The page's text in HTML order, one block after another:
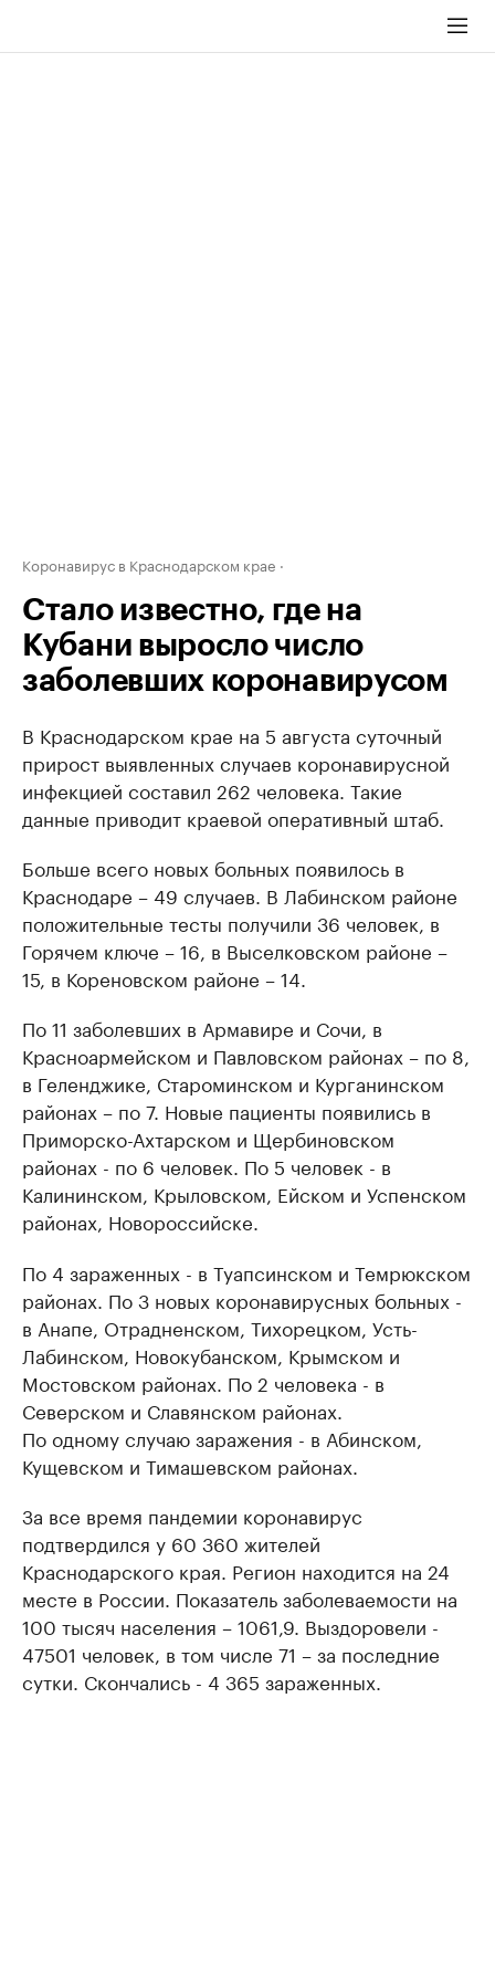
Коронавирус в Краснодарском крае
Стало известно, где на
Кубани выросло число
заболевших коронавирусом
В Краснодарском крае на 5 августа суточный
прирост выявленных случаев коронавирусной
инфекцией составил 262 человека. Такие
данные приводит краевой оперативный штаб.
Больше всего новых больных появилось в
Краснодаре – 49 случаев. В Лабинском районе
положительные тесты получили 36 человек, в
Горячем ключе – 16, в Выселковском районе –
15, в Кореновском районе – 14.
По 11 заболевших в Армавире и Сочи, в
Красноармейском и Павловском районах – по 8,
в Геленджике, Староминском и Курганинском
районах – по 7. Новые пациенты появились в
Приморско-Ахтарском и Щербиновском
районах - по 6 человек. По 5 человек - в
Калининском, Крыловском, Ейском и Успенском
районах, Новороссийске.
По 4 зараженных - в Туапсинском и Темрюкском
районах. По 3 новых коронавирусных больных -
в Анапе, Отрадненском, Тихорецком, Усть-
Лабинском, Новокубанском, Крымском и
Мостовском районах. По 2 человека - в
Северском и Славянском районах.
По одному случаю заражения - в Абинском,
Кущевском и Тимашевском районах.
За все время пандемии коронавирус
подтвердился у 60 360 жителей
Краснодарского края. Регион находится на 24
месте в России. Показатель заболеваемости на
100 тысяч населения – 1061,9. Выздоровели -
47501 человек, в том числе 71 – за последние
сутки. Скончались - 4 365 зараженных.